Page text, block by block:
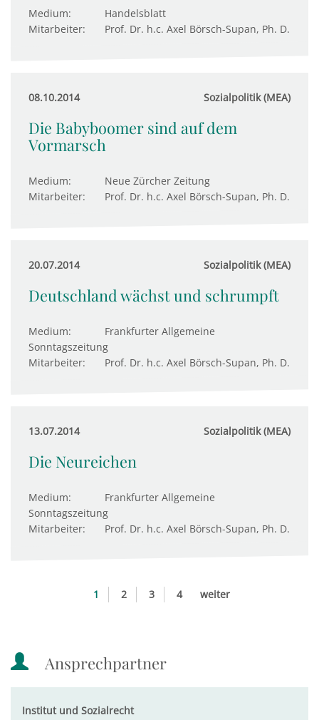
Medium:
Handelsblatt
Mitarbeiter:
Prof. Dr. h.c. Axel Börsch-Supan, Ph. D.
08.10.2014 Sozialpolitik (MEA)
Die Babyboomer sind auf dem
Vormarsch
Medium:
Neue Zürcher Zeitung
Mitarbeiter:
Prof. Dr. h.c. Axel Börsch-Supan, Ph. D.
20.07.2014 Sozialpolitik (MEA)
Deutschland wächst und schrumpft
Medium:
Frankfurter Allgemeine
Sonntagszeitung
Mitarbeiter:
Prof. Dr. h.c. Axel Börsch-Supan, Ph. D.
13.07.2014 Sozialpolitik (MEA)
Die Neureichen
Medium:
Frankfurter Allgemeine
Sonntagszeitung
Mitarbeiter:
Prof. Dr. h.c. Axel Börsch-Supan, Ph. D.
1 2 3 4 weiter
Ansprechpartner
Institut und Sozialrecht